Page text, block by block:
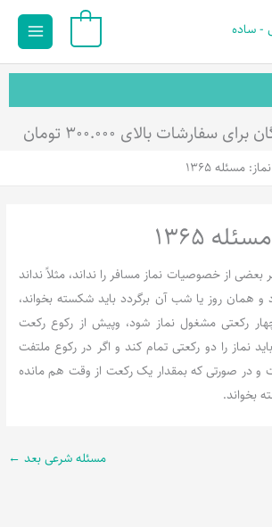
Main
بالای ۳۰۰.۰۰۰ تومان
مسئله 1365
1365
مسافر بعضی از خصوصیات نماز مسافر را نداند، مثلاً نداند
و همان روز یا شب آن برگردد باید شکسته بخواند،
رکعتی مشغول نماز شود، وپیش از رکوع رکعت
نماز را دو رکعتی تمام کند و اگر در رکوع ملتفت
در صورتی که بمقدار یک رکعت از وقت هم مانده
بخواند.
مسئله شرعی بعد ←